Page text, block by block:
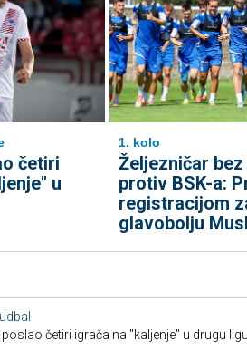
četiri
u
1. kolo
Željezničar
protiv BSK-a:
registracijom
glavobolju
četiri igrača na "kaljenje" u drugu ligu